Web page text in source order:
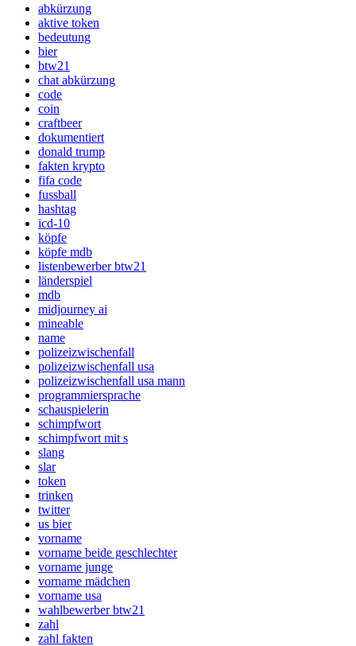
abkürzung
aktive token
bedeutung
bier
btw21
chat abkürzung
code
coin
craftbeer
dokumentiert
donald trump
fakten krypto
fifa code
fussball
hashtag
icd-10
köpfe
köpfe mdb
listenbewerber btw21
länderspiel
mdb
midjourney ai
mineable
name
polizeizwischenfall
polizeizwischenfall usa
polizeizwischenfall usa mann
programmiersprache
schauspielerin
schimpfwort
schimpfwort mit s
slang
slar
token
trinken
twitter
us bier
vorname
vorname beide geschlechter
vorname junge
vorname mädchen
vorname usa
wahlbewerber btw21
zahl
zahl fakten